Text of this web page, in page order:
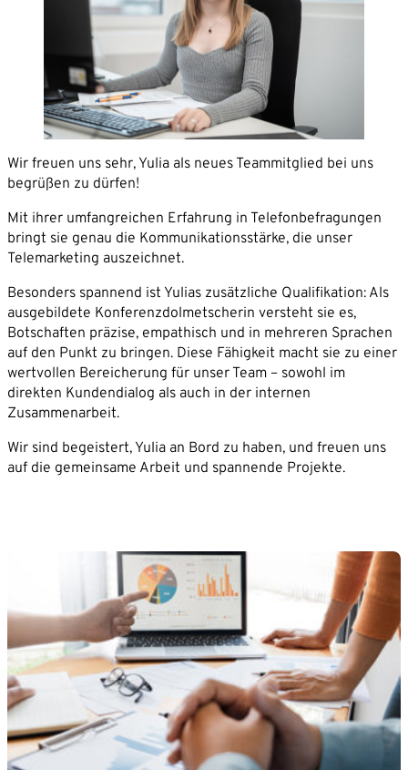
Partner
Karriere
News
Kontakt
Wir freuen uns sehr, Yulia als neues Teammitglied bei uns
begrüßen zu dürfen!
Mit ihrer umfangreichen Erfahrung in Telefonbefragungen
bringt sie genau die Kommunikationsstärke, die unser
Telemarketing auszeichnet.
Besonders spannend ist Yulias zusätzliche Qualifikation: Als
ausgebildete Konferenzdolmetscherin versteht sie es,
Botschaften präzise, empathisch und in mehreren Sprachen
auf den Punkt zu bringen. Diese Fähigkeit macht sie zu einer
wertvollen Bereicherung für unser Team – sowohl im
direkten Kundendialog als auch in der internen
Zusammenarbeit.
Wir sind begeistert, Yulia an Bord zu haben, und freuen uns
auf die gemeinsame Arbeit und spannende Projekte.
Unternehmen*
E-Mail-Adresse*
Telefon*
Nachricht
elektronisch erhebt, speichert und evtl. verarbeitet.
Weitere Informationen finden Sie in unserer
Datenschutzerklärung